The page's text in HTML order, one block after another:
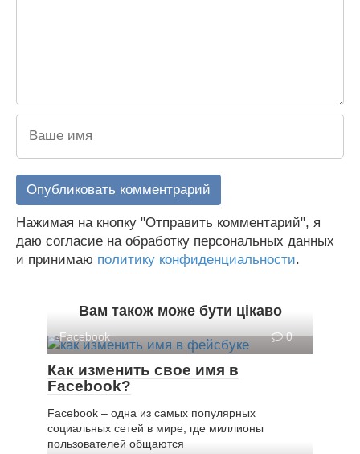
Нажимая на кнопку "Отправить комментарий", я
даю согласие на обработку персональных данных
и принимаю политику конфиденциальности.
Вам також може бути цікаво
Facebook 0
Как изменить свое имя в
Facebook?
Facebook – одна из самых популярных
социальных сетей в мире, где миллионы
пользователей общаются